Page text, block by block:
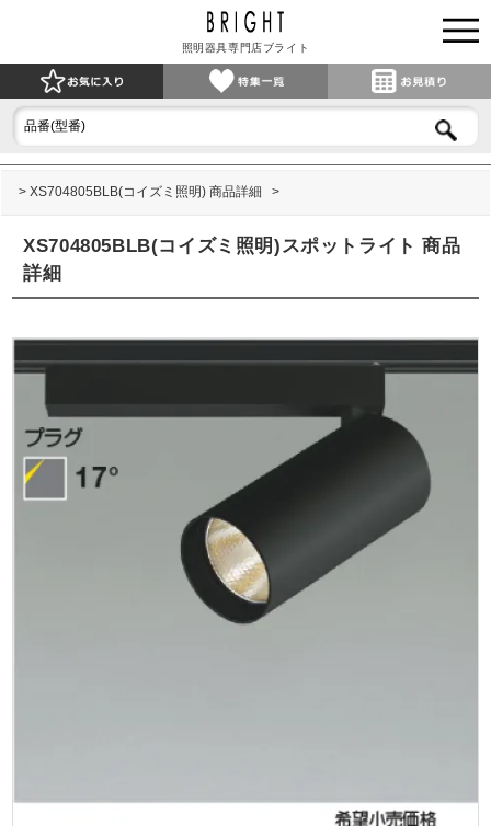
照明器具専門店ブライト
XS704805BLB(コイズミ照明) 商品詳細
XS704805BLB(コイズミ照明)スポットライト 商品
詳細